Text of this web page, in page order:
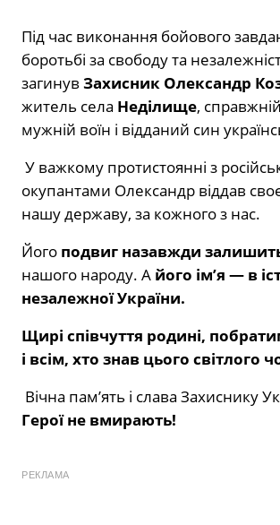
Під час виконання бойового
боротьбі за свободу та
загинув Захисник Олександр
житель села Неділище,
мужній воїн і відданий син
У важкому протистоянні з
окупантами Олександр віддав
нашу державу, за кожного з нас.
Його подвиг назавжди
нашого народу. А його ім’я — в
незалежної України.
Щирі співчуття родині,
і всім, хто знав цього світлого
Вічна пам’ять і слава Захиснику
Герої не вмирають!
РЕКЛАМА